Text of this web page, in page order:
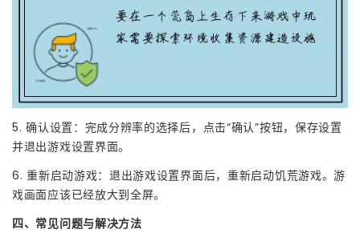
5. 确认设置：完成分辨率的选择后，点击“确认”按钮，保存设置
并退出游戏设置界面。
6. 重新启动游戏：退出游戏设置界面后，重新启动饥荒游戏。游
戏画面应该已经放大到全屏。
四、常见问题与解决方法